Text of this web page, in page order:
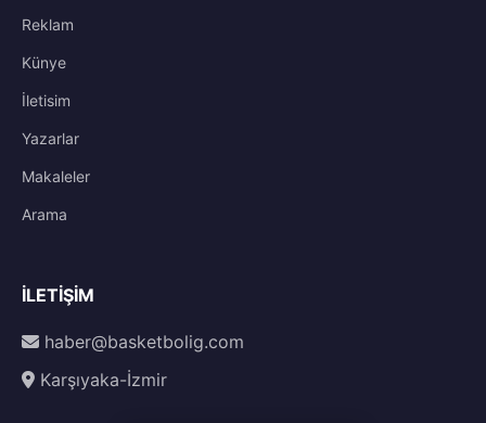
Reklam
Künye
İletisim
Yazarlar
Makaleler
Arama
İLETIŞIM
haber@basketbolig.com
Karşıyaka-İzmir